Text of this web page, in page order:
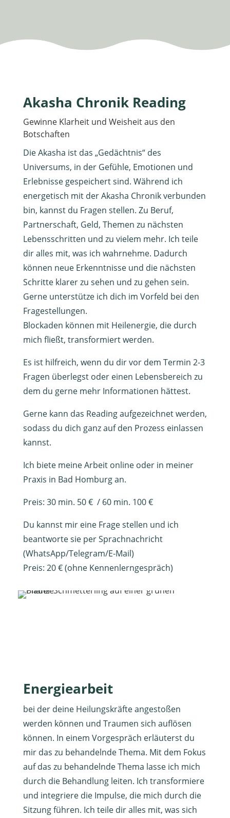
Akasha Chronik Reading
Gewinne Klarheit und Weisheit aus den
Botschaften
Die Akasha ist das „Gedächtnis“ des
Universums, in der Gefühle, Emotionen und
Erlebnisse gespeichert sind. Während ich
energetisch mit der Akasha Chronik verbunden
bin, kannst du Fragen stellen. Zu Beruf,
Partnerschaft, Geld, Themen zu nächsten
Lebensschritten und zu vielem mehr. Ich teile
dir alles mit, was ich wahrnehme. Dadurch
können neue Erkenntnisse und die nächsten
Schritte klarer zu sehen und zu gehen sein.
Gerne unterstütze ich dich im Vorfeld bei den
Fragestellungen.
Blockaden können mit Heilenergie, die durch
mich fließt, transformiert werden.
Es ist hilfreich, wenn du dir vor dem Termin 2-3
Fragen überlegst oder einen Lebensbereich zu
dem du gerne mehr Informationen hättest.
Gerne kann das Reading aufgezeichnet werden,
sodass du dich ganz auf den Prozess einlassen
kannst.
Ich biete meine Arbeit online oder in meiner
Praxis in Bad Homburg an.
Preis: 30 min. 50 € / 60 min. 100 €
Du kannst mir eine Frage stellen und ich
beantworte sie per Sprachnachricht
(WhatsApp/Telegram/E-Mail)
Preis: 20 € (ohne Kennenlerngespräch)​
Energiearbeit
bei der deine Heilungskräfte angestoßen
werden können und Traumen sich auflösen
können. In einem Vorgespräch erläuterst du
mir das zu behandelnde Thema. Mit dem Fokus
auf das zu behandelnde Thema lasse ich mich
durch die Behandlung leiten. Ich transformiere
und integriere die Impulse, die mich durch die
Sitzung führen. Ich teile dir alles mit, was sich